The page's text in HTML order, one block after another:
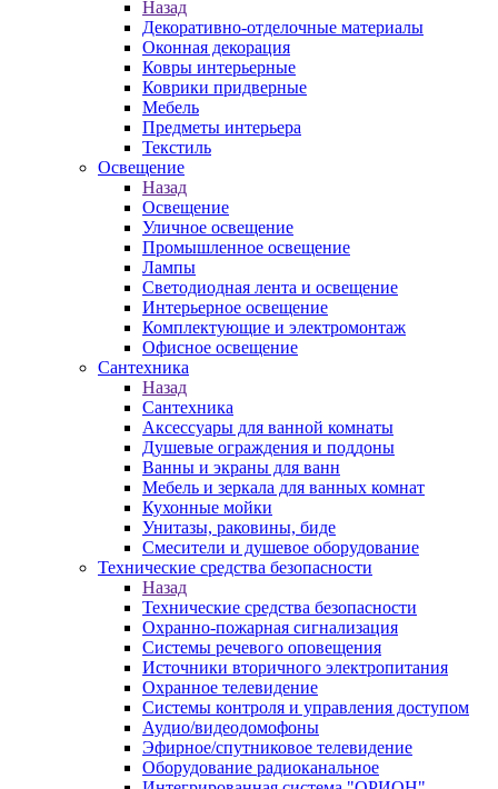
Назад
Декоративно-отделочные материалы
Оконная декорация
Ковры интерьерные
Коврики придверные
Мебель
Предметы интерьера
Текстиль
Освещение
Назад
Освещение
Уличное освещение
Промышленное освещение
Лампы
Светодиодная лента и освещение
Интерьерное освещение
Комплектующие и электромонтаж
Офисное освещение
Сантехника
Назад
Сантехника
Аксессуары для ванной комнаты
Душевые ограждения и поддоны
Ванны и экраны для ванн
Мебель и зеркала для ванных комнат
Кухонные мойки
Унитазы, раковины, биде
Смесители и душевое оборудование
Технические средства безопасности
Назад
Технические средства безопасности
Охранно-пожарная сигнализация
Системы речевого оповещения
Источники вторичного электропитания
Охранное телевидение
Системы контроля и управления доступом
Аудио/видеодомофоны
Эфирное/спутниковое телевидение
Оборудование радиоканальное